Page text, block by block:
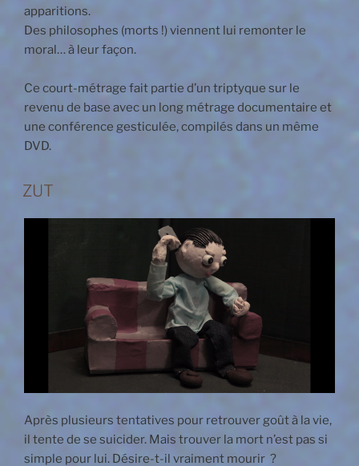
apparitions.
Des philosophes (morts !) viennent lui remonter le
moral… à leur façon.
Ce court-métrage fait partie d’un triptyque sur le
revenu de base avec un long métrage documentaire et
une conférence gesticulée, compilés dans un même
DVD.
ZUT
Après plusieurs tentatives pour retrouver goût à la vie,
il tente de se suicider. Mais trouver la mort n’est pas si
simple pour lui. Désire-t-il vraiment mourir ?